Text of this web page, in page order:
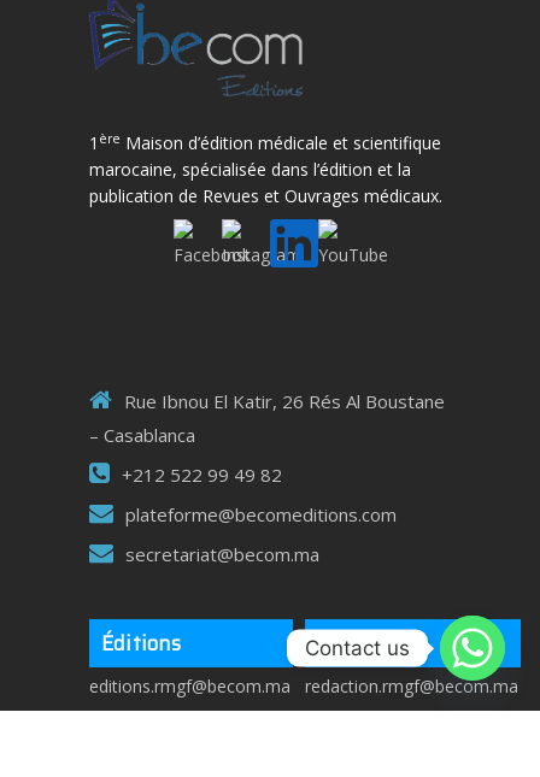
1 ère Maison d’édition médicale et scientifique
marocaine, spécialisée dans l’édition et la
publication de Revues et Ouvrages médicaux.
Rue Ibnou El Katir, 26 Rés Al Boustane
– Casablanca
+212 522 99 49 82
plateforme@becomeditions.com
secretariat@becom.ma
Éditions
editions.rmgf@becom.ma
Rédaction
redaction.rmgf@becom.ma
Contact us